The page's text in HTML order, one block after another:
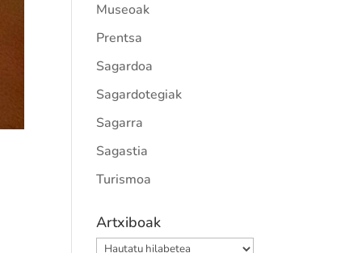
Museoak
Prentsa
Sagardoa
Sagardotegiak
Sagarra
Sagastia
Turismoa
Artxiboak
Artxiboak